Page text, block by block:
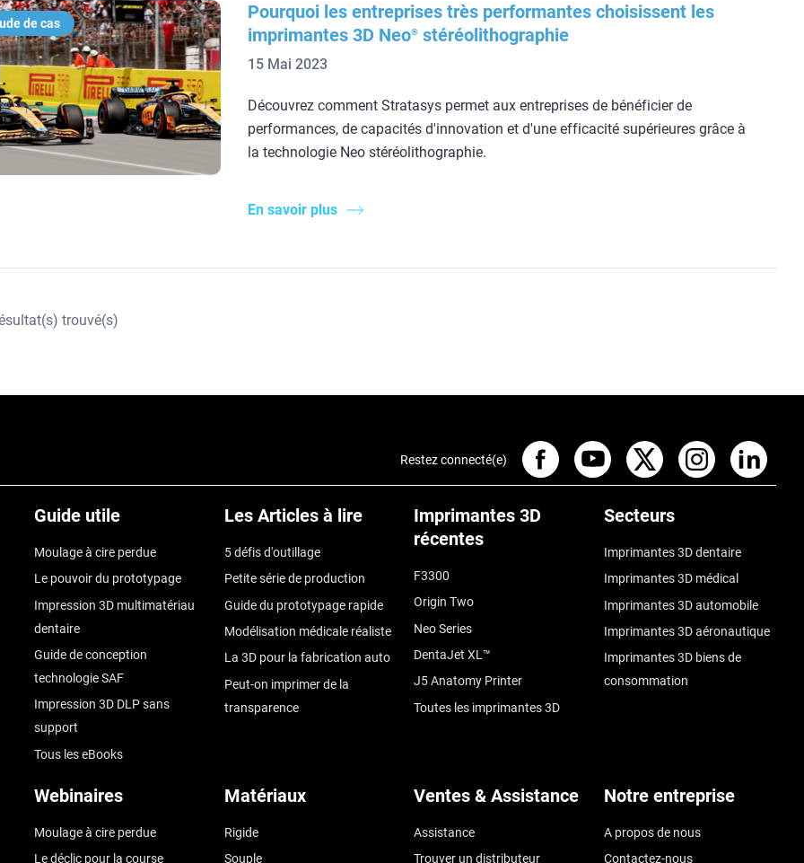
de cas
Pourquoi les entreprises très performantes choisissent les
imprimantes 3D Neo® stéréolithographie
15 Mai 2023
Découvrez comment Stratasys permet aux entreprises de bénéficier de
performances, de capacités d'innovation et d'une efficacité supérieures grâce à
la technologie Neo stéréolithographie.
En savoir plus
trouvé(s)
Guide utile
Moulage à cire perdue
Le pouvoir du prototypage
Impression 3D multimatériau
dentaire
Guide de conception
technologie SAF
Impression 3D DLP sans
support
Tous les eBooks
Les Articles à lire
5 défis d'outillage
Petite série de production
Guide du prototypage rapide
Modélisation médicale réaliste
La 3D pour la fabrication auto
Peut-on imprimer de la
transparence
Imprimantes 3D
récentes
F3300
Origin Two
Neo Series
DentaJet XL™
J5 Anatomy Printer
Toutes les imprimantes 3D
Secteurs
Imprimantes 3D dentaire
Imprimantes 3D médical
Imprimantes 3D automobile
Imprimantes 3D aéronautique
Imprimantes 3D biens de
consommation
Webinaires
Moulage à cire perdue
Le déclic pour la course
Matériaux
Rigide
Souple
Ventes & Assistance
Assistance
Trouver un distributeur
Notre entreprise
A propos de nous
Contactez-nous
Restez connecté(e)